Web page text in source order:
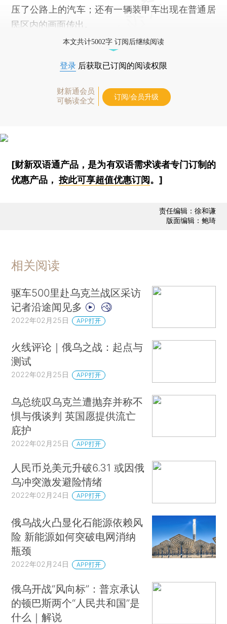
压了公路上的汽车；还有一辆装甲车出现在普通居
民区内的画面传出。
本文共计5002字 订阅后继续阅读
登录 后获取已订阅的阅读权限
财新通会员
可畅读全文
订阅/会员升级
[财新双语通产品，是为有双语需求读者专门订制的
优惠产品，按此可享超值优惠订阅 。]
责任编辑：徐和谦
版面编辑：鲍琦
相关阅读
驱车500里赴乌克兰战区采访
记者沿途闻见多
2022年02月25日 APP打开
火线评论｜俄乌之战：起点与
测试
2022年02月25日 APP打开
乌总统叹乌克兰遭抛弃并称不
惧与俄谈判 英国愿提供流亡
庇护
2022年02月25日 APP打开
人民币兑美元升破6.31 或因俄
乌冲突激发避险情绪
2022年02月24日 APP打开
俄乌战火凸显化石能源依赖风
险 新能源如何突破电网消纳
瓶颈
2022年02月24日 APP打开
俄乌开战“风向标”：普京承认
的顿巴斯两个“人民共和国”是
什么｜解说